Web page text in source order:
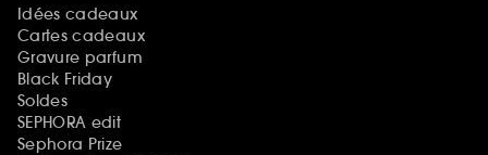
Idées cadeaux
Cartes cadeaux
Gravure parfum
Black Friday
Soldes
SEPHORA edit
Sephora Prize